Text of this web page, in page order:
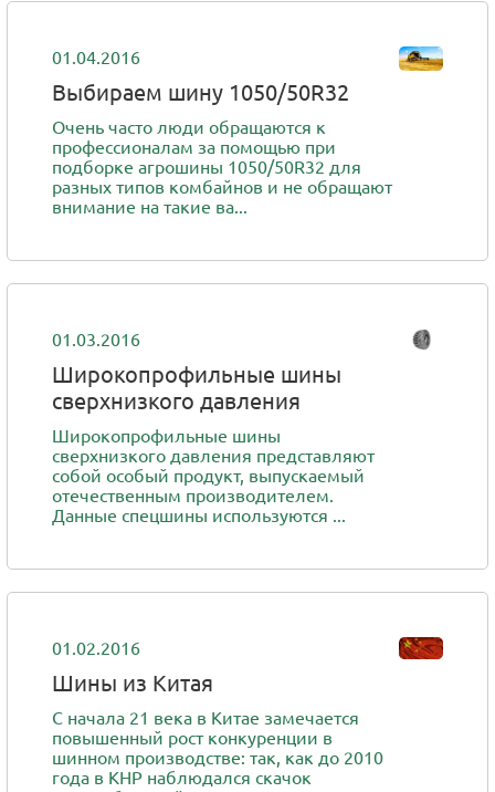
01.04.2016
Выбираем шину 1050/50R32
Очень часто люди обращаются к
профессионалам за помощью при
подборке агрошины 1050/50R32 для
разных типов комбайнов и не обращают
внимание на такие ва...
01.03.2016
Широкопрофильные шины
сверхнизкого давления
Широкопрофильные шины
сверхнизкого давления представляют
собой особый продукт, выпускаемый
отечественным производителем.
Данные спецшины используются ...
01.02.2016
Шины из Китая
С начала 21 века в Китае замечается
повышенный рост конкуренции в
шинном производстве: так, как до 2010
года в КНР наблюдался скачок